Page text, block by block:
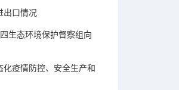
出口情况
生态环境保护督察组向
化疫情防控、安全生产和